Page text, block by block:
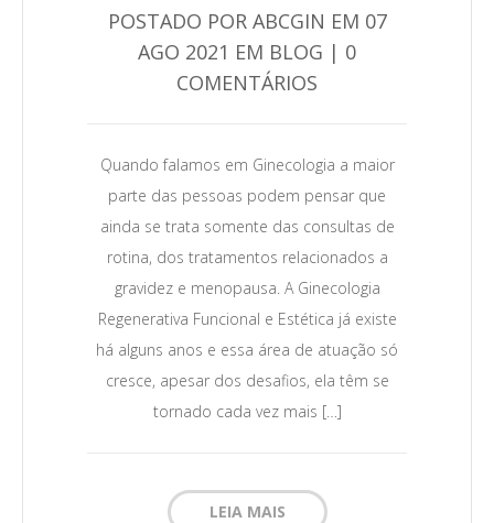
POSTADO POR ABCGIN EM 07
AGO 2021 EM BLOG | 0
COMENTÁRIOS
Quando falamos em Ginecologia a maior
parte das pessoas podem pensar que
ainda se trata somente das consultas de
rotina, dos tratamentos relacionados a
gravidez e menopausa. A Ginecologia
Regenerativa Funcional e Estética já existe
há alguns anos e essa área de atuação só
cresce, apesar dos desafios, ela têm se
tornado cada vez mais […]
LEIA MAIS